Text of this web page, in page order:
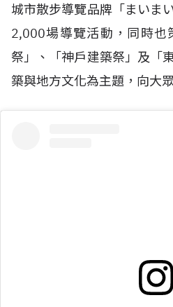
城市散步導覽品牌「まいま
2,000場導覽活動，同時也
祭」、「神戶建築祭」及「
築與地方文化為主題，向大